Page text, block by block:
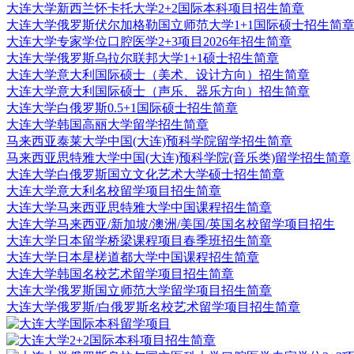
大连大学新西兰怀卡托大学2+2国际本科项目招生简章
大连大学俄罗斯伏尔加格勒国立师范大学1+1国际硕士招生简章
大连大学专家学位口腔医学2+3项目2026年招生简章
大连大学俄罗斯乌拉尔联邦大学1+1硕士招生简章
大连大学意大利国际硕士（美术、设计方向）招生简章
大连大学意大利国际硕士（声乐、器乐方向）招生简章
大连大学白俄罗斯0.5+1国际硕士招生简章
大连大学韩国高丽大学留学招生简章
马来西亚泰莱大学中国(大连)预科学院留学招生简章
马来西亚思特雅大学中国(大连)预科学院(音乐类)留学招生简章
大连大学白俄罗斯国立文化艺术大学硕士招生简章
大连大学意大利名校留学项目招生简章
大连大学马来西亚思特雅大学中国课程招生简章
大连大学马来西亚/新加坡/澳洲/美国/英国名校留学项目招生
大连大学日本留学桥梁课程项目春季班招生简章
大连大学日本星槎道都大学中国课程招生简章
大连大学韩国名校艺术留学项目招生简章
大连大学俄罗斯国立师范大学留学项目招生简章
大连大学俄罗斯/白俄罗斯名校艺术留学项目招生简章